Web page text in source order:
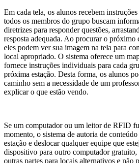
Em cada tela, os alunos recebem
todos os membros do grupo buscam
diretrizes para responder questões,
resposta adequada. Ao procurar o próximo
eles podem ver sua imagem na tela para
local apropriado. O sistema oferece um
fornece instruções individuais para cada
próxima estação. Desta forma, os alunos
caminho sem a necessidade de um
explicar o que estão vendo.
Se um computador ou um leitor de RFID
momento, o sistema de autoria de
estação e deslocar qualquer equipe que
dispositivo para outro computador gratuito,
outras partes para locais alternativos e não